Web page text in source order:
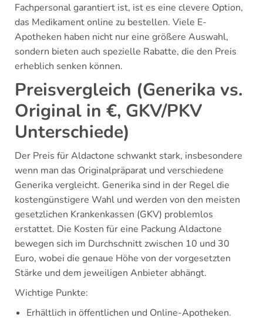
Fachpersonal garantiert ist, ist es eine clevere Option,
das Medikament online zu bestellen. Viele E-
Apotheken haben nicht nur eine größere Auswahl,
sondern bieten auch spezielle Rabatte, die den Preis
erheblich senken können.
Preisvergleich (Generika vs.
Original in €, GKV/PKV
Unterschiede)
Der Preis für Aldactone schwankt stark, insbesondere
wenn man das Originalpräparat und verschiedene
Generika vergleicht. Generika sind in der Regel die
kostengünstigere Wahl und werden von den meisten
gesetzlichen Krankenkassen (GKV) problemlos
erstattet. Die Kosten für eine Packung Aldactone
bewegen sich im Durchschnitt zwischen 10 und 30
Euro, wobei die genaue Höhe von der vorgesetzten
Stärke und dem jeweiligen Anbieter abhängt.
Wichtige Punkte:
Erhältlich in öffentlichen und Online-Apotheken.